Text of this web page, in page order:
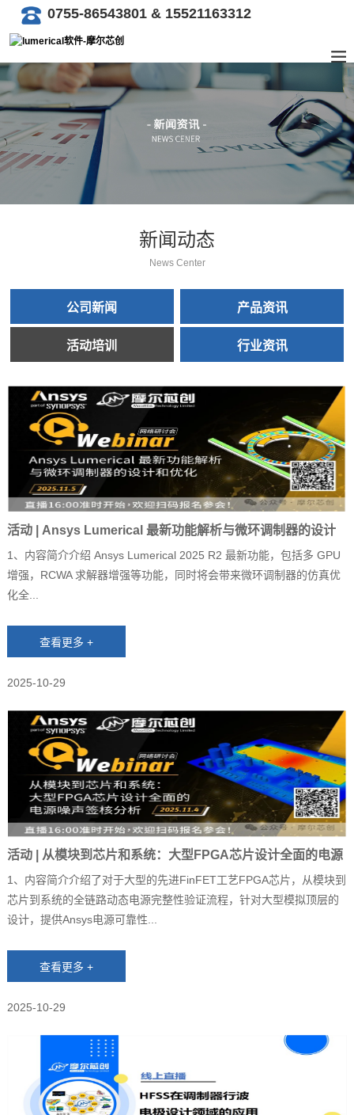
0755-86543801 & 15521163312
新闻动态
News Center
公司新闻 产品资讯
活动培训 行业资讯
活动 | Ansys Lumerical 最新功能解析与微环调制器的设计
和优化
1、内容简介介绍 Ansys Lumerical 2025 R2 最新功能，包括多 GPU
增强，RCWA 求解器增强等功能，同时将会带来微环调制器的仿真优
化全...
2025-10-29
活动 | 从模块到芯片和系统：大型FPGA芯片设计全面的电源
噪声签核分析
1、内容简介介绍了对于大型的先进FinFET工艺FPGA芯片，从模块到
芯片到系统的全链路动态电源完整性验证流程，针对大型模拟顶层的
设计，提供Ansys电源可靠性...
2025-10-29